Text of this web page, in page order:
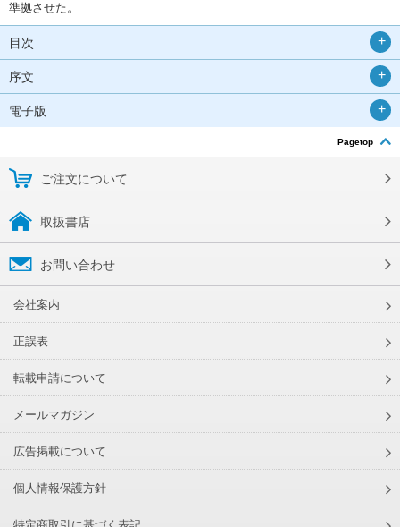
準拠させた。
目次
序文
電子版
Pagetop
ご注文について
取扱書店
お問い合わせ
会社案内
正誤表
転載申請について
メールマガジン
広告掲載について
個人情報保護方針